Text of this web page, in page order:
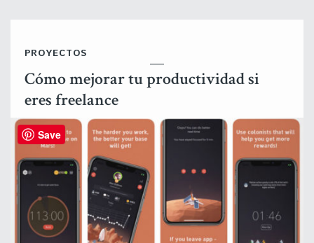
PROYECTOS
Cómo mejorar tu productividad si
eres freelance
Save